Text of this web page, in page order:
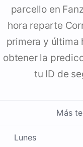
parcello en
hora reparte
primera y última
obtener la
tu ID de
Más
Lunes